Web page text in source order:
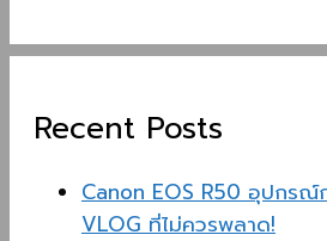
Recent Posts
Canon EOS R50 อุปกรณ์
VLOG ที่ไม่ควรพลาด!